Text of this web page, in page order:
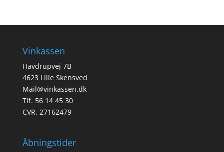
Vinkassen
Havdrupvej 7B
4623 Lille Skensved
Mail@vinkassen.dk
Tlf. 56 14 45 30
CVR. 27162479
Åbningstider